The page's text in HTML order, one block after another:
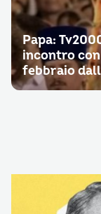
Papa:
incontro con
febbraio